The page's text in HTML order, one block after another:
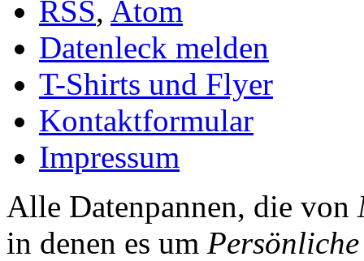
RSS, Atom
Datenleck melden
T-Shirts und Flyer
Kontaktformular
Impressum
Alle Datenpannen, die von
in denen es um